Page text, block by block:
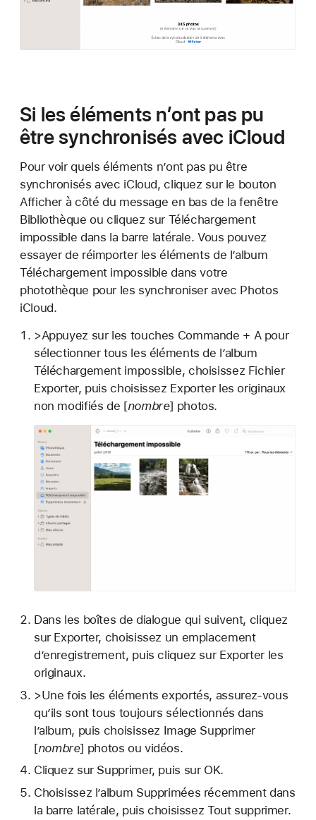
Si les éléments n’ont pas pu
être synchronisés avec iCloud
Pour voir quels éléments n’ont pas pu être
synchronisés avec iCloud, cliquez sur le bouton
Afficher à côté du message en bas de la fenêtre
Bibliothèque ou cliquez sur Téléchargement
impossible dans la barre latérale. Vous pouvez
essayer de réimporter les éléments de l’album
Téléchargement impossible dans votre
photothèque pour les synchroniser avec Photos
iCloud.
>Appuyez sur les touches Commande + A pour
sélectionner tous les éléments de l’album
Téléchargement impossible, choisissez Fichier
Exporter, puis choisissez Exporter les originaux
non modifiés de [nombre] photos.
Dans les boîtes de dialogue qui suivent, cliquez
sur Exporter, choisissez un emplacement
d’enregistrement, puis cliquez sur Exporter les
originaux.
>Une fois les éléments exportés, assurez-vous
qu’ils sont tous toujours sélectionnés dans
l’album, puis choisissez Image Supprimer
[nombre] photos ou vidéos.
Cliquez sur Supprimer, puis sur OK.
Choisissez l’album Supprimées récemment dans
la barre latérale, puis choisissez Tout supprimer.